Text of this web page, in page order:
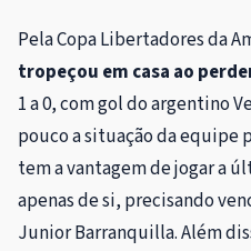
Pela Copa Libertadores da
tropeçou em casa ao
1 a 0, com gol do argentino
pouco a situação da equipe
tem a vantagem de jogar a
apenas de si, precisando
Junior Barranquilla. Além